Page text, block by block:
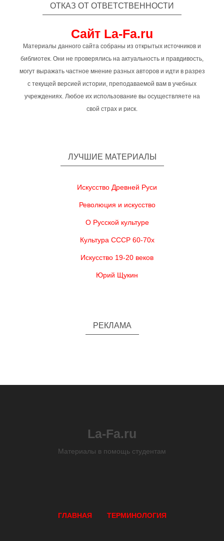
ОТКАЗ ОТ ОТВЕТСТВЕННОСТИ
Сайт La-Fa.ru
Материалы данного сайта собраны из открытых источников и
библиотек. Они не проверялись на актуальность и правдивость,
могут выражать частное мнение разных авторов и идти в разрез
с текущей версией истории, преподаваемой вам в учебных
учреждениях. Любое их использование вы осуществляете на
свой страх и риск.
ЛУЧШИЕ МАТЕРИАЛЫ
Искусство Древней Руси
Революция и искусство
О Русской культуре
Культура СССР 60-70х
Искусство 19-20 веков
Юрий Щукин
РЕКЛАМА
La-Fa.ru
Материалы в помощь студентам
ГЛАВНАЯ ТЕРМИНОЛОГИЯ